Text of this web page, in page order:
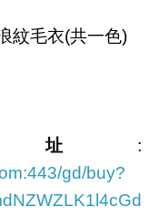
紋毛衣(共一色)
址 :
gd/buy?